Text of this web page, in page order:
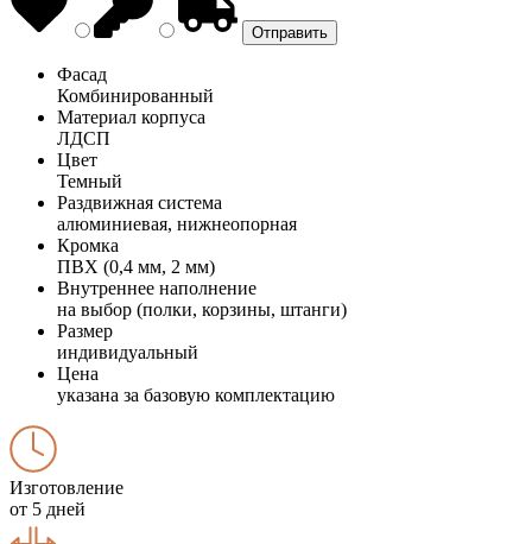
Фасад
Комбинированный
Материал корпуса
ЛДСП
Цвет
Темный
Раздвижная система
алюминиевая, нижнеопорная
Кромка
ПВХ (0,4 мм, 2 мм)
Внутреннее наполнение
на выбор (полки, корзины, штанги)
Размер
индивидуальный
Цена
указана за базовую комплектацию
Изготовление
от 5 дней